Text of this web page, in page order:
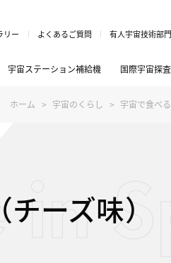
リー よくあるご質問 有人宇宙技術部
宇宙ステーション補給機 国際宇宙探
ホーム 宇宙のくらし 宇宙で食べる
ーズ味）
in